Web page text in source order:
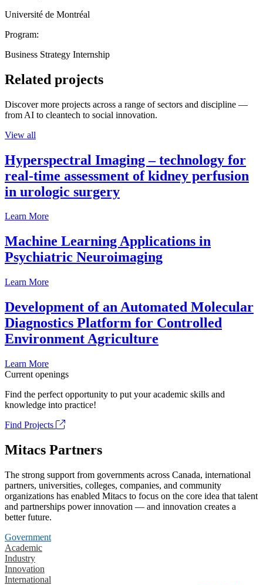
Université de Montréal
Program:
Business Strategy Internship
Related projects
Discover more projects across a range of sectors and discipline —
from AI to cleantech to social innovation.
View all
Hyperspectral Imaging – technology for
real-time assessment of kidney perfusion
in urologic surgery
Learn More
Machine Learning Applications in
Psychiatric Neuroimaging
Learn More
Development of an Automated Molecular
Diagnostics Platform for Controlled
Environment Agriculture
Learn More
Current openings
Find the perfect opportunity to put your academic skills and
knowledge into practice!
Find Projects
Mitacs Partners
The strong support from governments across Canada, international
partners, universities, colleges, companies, and community
organizations has enabled Mitacs to focus on the core idea that talent
and partnerships power innovation — and innovation creates a
better future.
Government
Academic
Industry
Innovation
International